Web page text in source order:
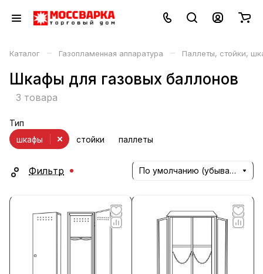
Каталог – Газопламенная аппаратура – Паллеты, стойки,
Шкафы для газовых баллонов
3 товара
Тип
стойки
шкафы паллеты
Фильтр По умолчанию (убывание)